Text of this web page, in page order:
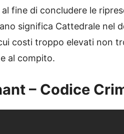
fine di concludere le
significa Cattedrale nel
costi troppo elevati non
al compito.
– Codice